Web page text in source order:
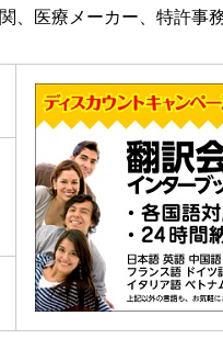
医療メーカー、特許事